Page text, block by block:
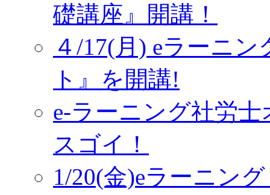
礎講座』開講！
４/17(月) eラーニ
ト』を開講!
e-ラーニング社労
スゴイ！
1/20(金)eラーニン